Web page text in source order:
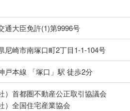
通大臣免許(1)第9996号
尼崎市南塚口町2丁目1-1-104号
戸本線 「塚口」駅 徒歩2分
）首都圏不動産公正取引協議会
）全国住宅産業協会